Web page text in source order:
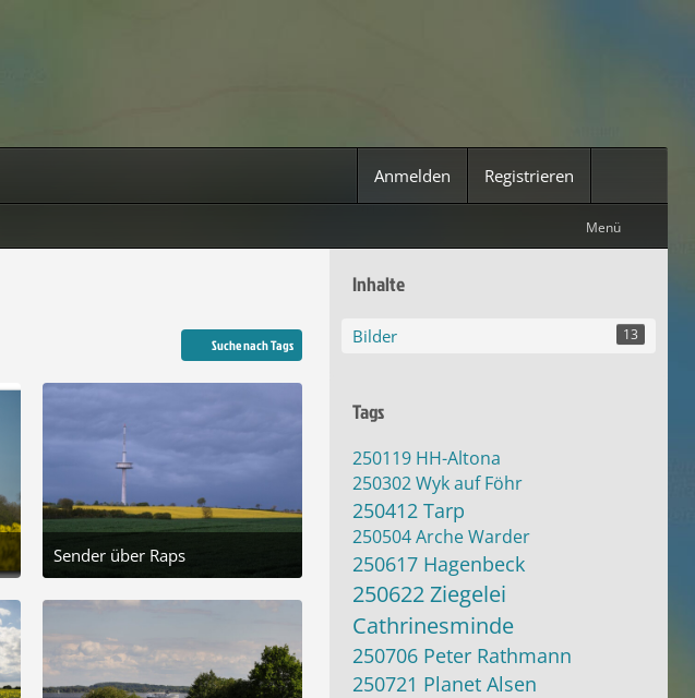
Anmelden Registrieren
Menü
Suche nach Tags
Sender über Raps
Inhalte
Bilder 13
Tags
250119 HH-Altona
250302 Wyk auf Föhr
250412 Tarp
250504 Arche Warder
250617 Hagenbeck
250622 Ziegelei
Cathrinesminde
250706 Peter Rathmann
250721 Planet Alsen